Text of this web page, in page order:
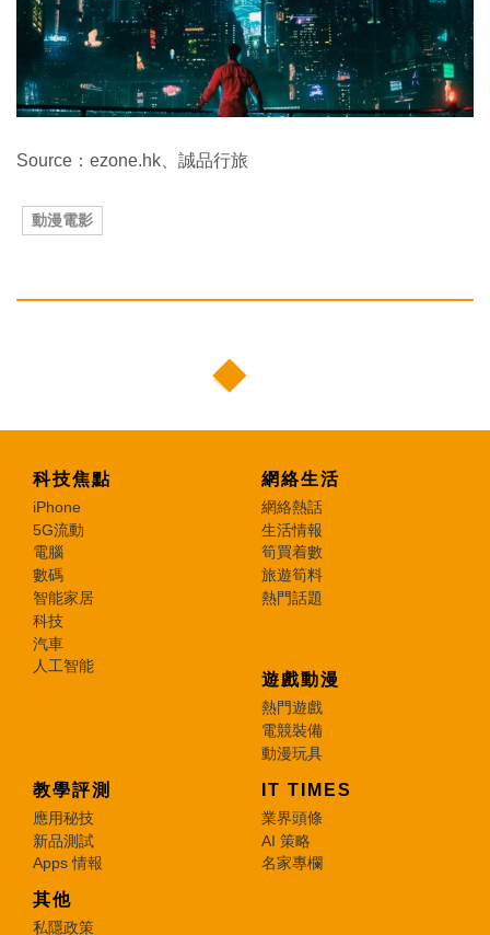
Source：ezone.hk、誠品行旅
動漫電影
科技焦點
iPhone
5G流動
電腦
數碼
智能家居
科技
汽車
人工智能
網絡生活
網絡熱話
生活情報
筍買着數
旅遊筍料
熱門話題
遊戲動漫
熱門遊戲
電競裝備
動漫玩具
教學評測
應用秘技
新品測試
Apps 情報
IT TIMES
業界頭條
AI 策略
名家專欄
其他
私隱政策